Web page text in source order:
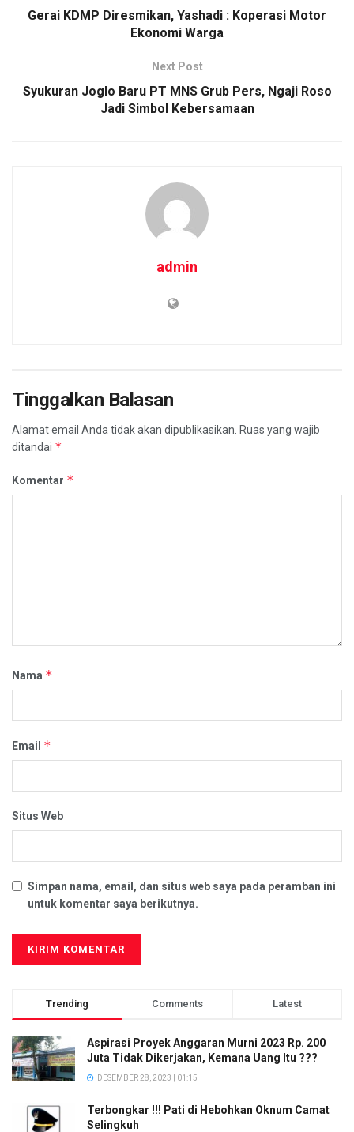
o
p
p
k
Gerai KDMP Diresmikan, Yashadi : Koperasi Motor
Ekonomi Warga
Next Post
Syukuran Joglo Baru PT MNS Grub Pers, Ngaji Roso
Jadi Simbol Kebersamaan
admin
Tinggalkan Balasan
Alamat email Anda tidak akan dipublikasikan. Ruas yang wajib
ditandai *
Komentar *
Nama *
Email *
Situs Web
Simpan nama, email, dan situs web saya pada peramban ini
untuk komentar saya berikutnya.
Trending Comments Latest
Aspirasi Proyek Anggaran Murni 2023 Rp. 200
Juta Tidak Dikerjakan, Kemana Uang Itu ???
DESEMBER 28, 2023 | 01:15
Terbongkar !!! Pati di Hebohkan Oknum Camat
Selingkuh